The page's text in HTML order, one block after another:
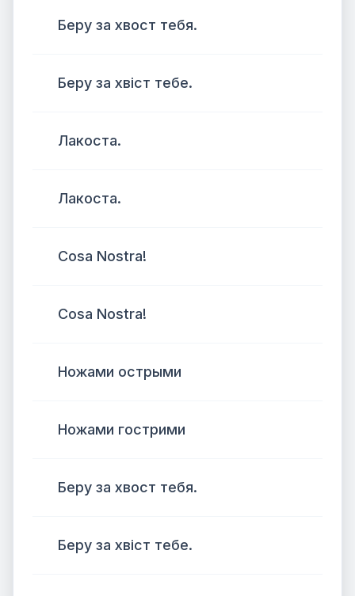
Беру за хвост тебя.
Беру за хвіст тебе.
Лакоста.
Лакоста.
Cosa Nostra!
Cosa Nostra!
Ножами острыми
Ножами гострими
Беру за хвост тебя.
Беру за хвіст тебе.